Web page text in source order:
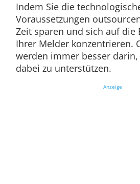
Indem Sie die
Voraussetzungen
Zeit sparen und sich auf die
Ihrer Melder konzentrieren.
werden immer besser
dabei zu unterstützen.
Anzeige